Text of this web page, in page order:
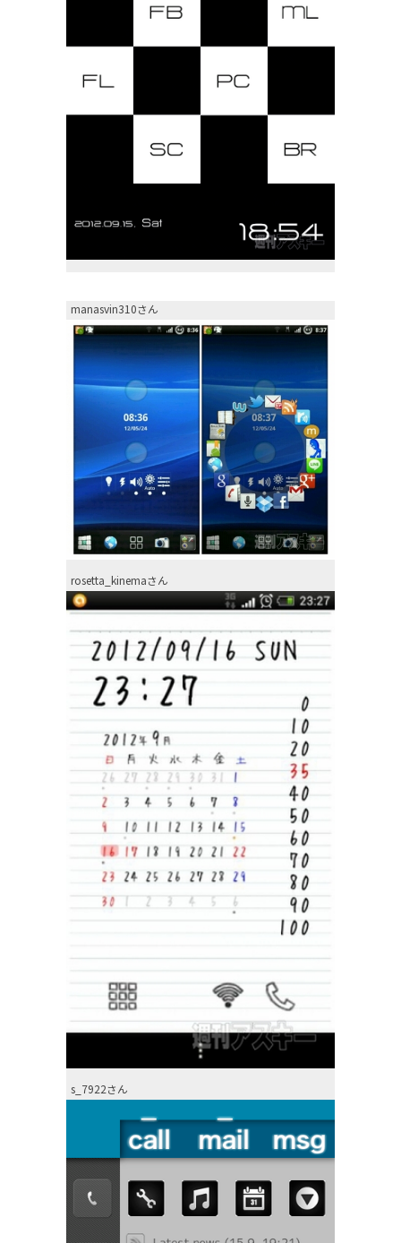
manasvin310さん
rosetta_kinemaさん
s_7922さん